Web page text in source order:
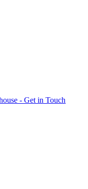
- Get in Touch